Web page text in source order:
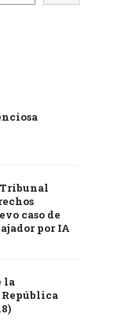
Tribunal
caso de
por IA
la